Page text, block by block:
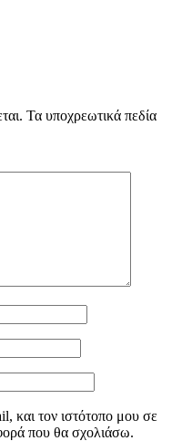
Τα υποχρεωτικά πεδία
και τον ιστότοπο μου σε
που θα σχολιάσω.